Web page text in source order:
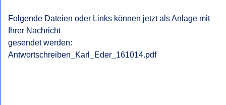
Folgende Dateien oder Links können jetzt als Anlage mit
Ihrer Nachricht
gesendet werden:
Antwortschreiben_Karl_Eder_161014.pdf